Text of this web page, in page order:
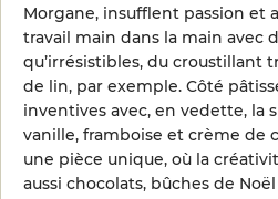
Morgane, insufflent passion et
travail main dans la main avec
qu’irrésistibles, du croustillant
de lin, par exemple. Côté
inventives avec, en vedette, la
vanille, framboise et crème de
une pièce unique, où la
aussi chocolats, bûches de